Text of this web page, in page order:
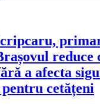
reduce
a afecta
cetățeni